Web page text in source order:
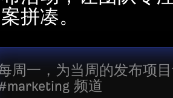
拼凑。